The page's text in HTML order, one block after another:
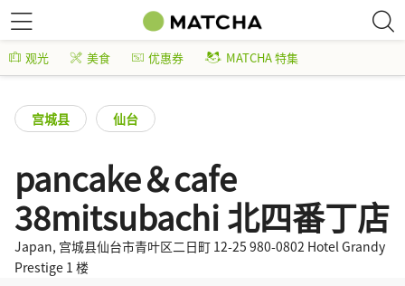
观光 美食 优惠券 MATCHA 特集
宫城县 仙台
pancake＆cafe
38mitsubachi 北四番丁店
Japan, 宫城县仙台市青叶区二日町 12-25 980-0802 Hotel Grandy
Prestige 1 楼